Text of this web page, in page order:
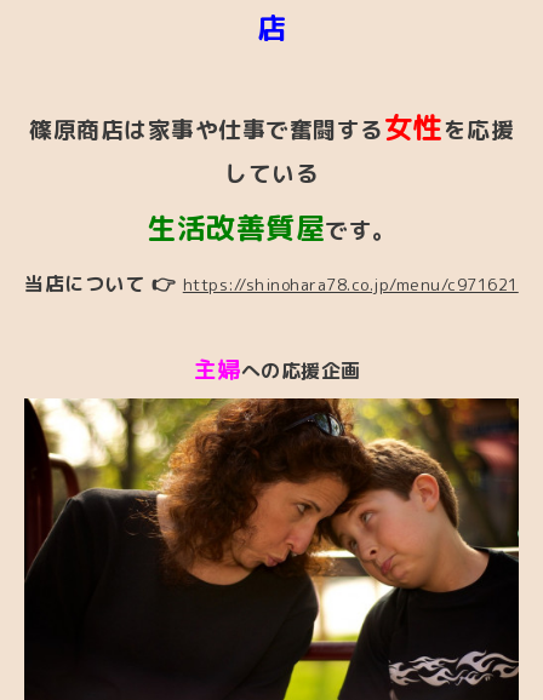
店
篠原商店は家事や仕事で奮闘する女性を応援
している
生活改善質屋です。
当店について 👉 https://shinohara78.co.jp/menu/c971621
主婦への応援企画